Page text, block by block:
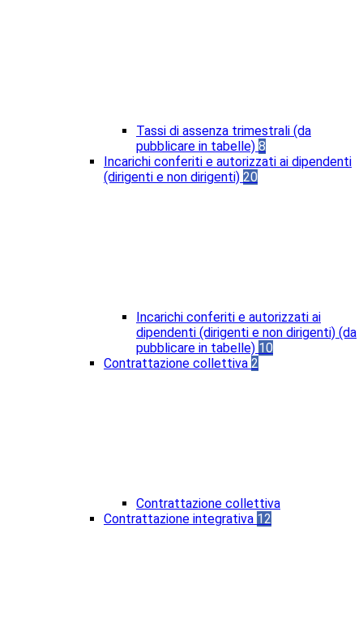
Tassi di assenza trimestrali (da
pubblicare in tabelle) 8
Incarichi conferiti e autorizzati ai dipendenti
(dirigenti e non dirigenti) 20
Incarichi conferiti e autorizzati ai
dipendenti (dirigenti e non dirigenti) (da
pubblicare in tabelle) 10
Contrattazione collettiva 2
Contrattazione collettiva
Contrattazione integrativa 12